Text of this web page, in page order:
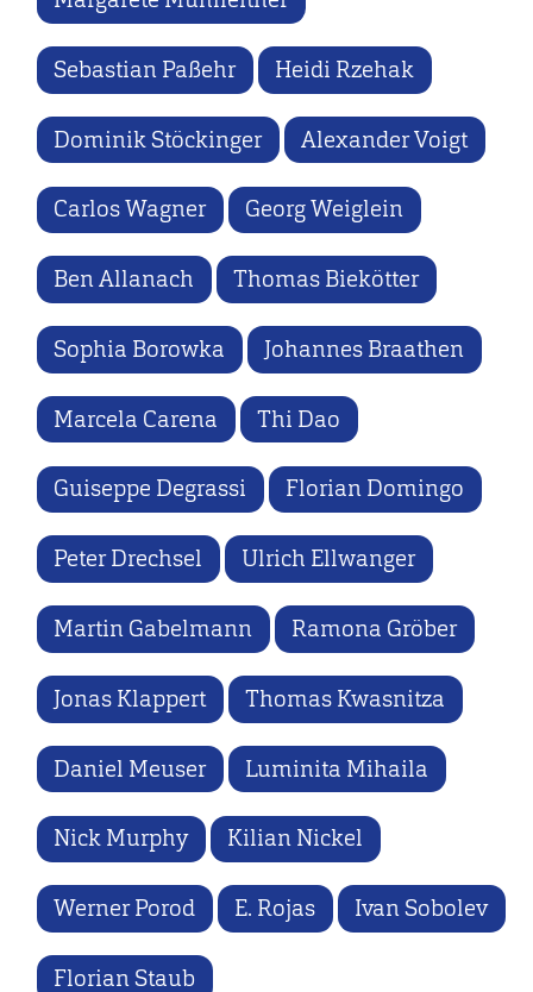
Sebastian Paßehr Heidi Rzehak
Dominik Stöckinger Alexander Voigt
Carlos Wagner Georg Weiglein
Ben Allanach Thomas Biekötter
Sophia Borowka Johannes Braathen
Marcela Carena Thi Dao
Guiseppe Degrassi Florian Domingo
Peter Drechsel Ulrich Ellwanger
Martin Gabelmann Ramona Gröber
Jonas Klappert Thomas Kwasnitza
Daniel Meuser Luminita Mihaila
Nick Murphy Kilian Nickel
Werner Porod E. Rojas Ivan Sobolev
Florian Staub